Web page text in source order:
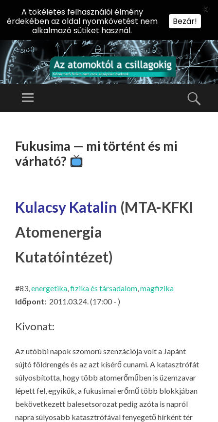
AZ
KT
CS
IL
G
Előadássorozat
Természettudományi
Menü
TARTALOMHOZ
Fukusima — mi történt és mi
várható?
Kulacsy Katalin (MTA-KFKI
Atomenergia
Kutatóintézet)
#83,energetika,fizika és társadalom,magfizika
Időpont: 2011.03.24. (17:00 - )
Kivonat:
Az utóbbi napok szomorú szenzációja volt a Japánt
sújtó földrengés és az azt kísérő cunami. A katasztrófát
súlyosbította, hogy több atomerőműben is üzemzavar
lépett fel, egyikük, a fukusimai erőmű több blokkjában
bekövetkezett balesetsorozat pedig azóta is napról
napra súlyosabb katasztrófával fenyegető hírként tér
A tökéletes felhasználói élmény
érdekében az oldal nyomkövetést nem
alkalmazó sütiket használ.
Bezár!
X